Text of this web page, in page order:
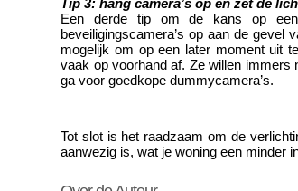
Tip 3: hang camera’s op en zet de
Een derde tip om de kans op
beveiligingscamera’s op aan de gevel
mogelijk om op een later moment uit
vaak op voorhand af. Ze willen immers
ga voor goedkope dummycamera’s.
Tot slot is het raadzaam om de
aanwezig is, wat je woning een minder